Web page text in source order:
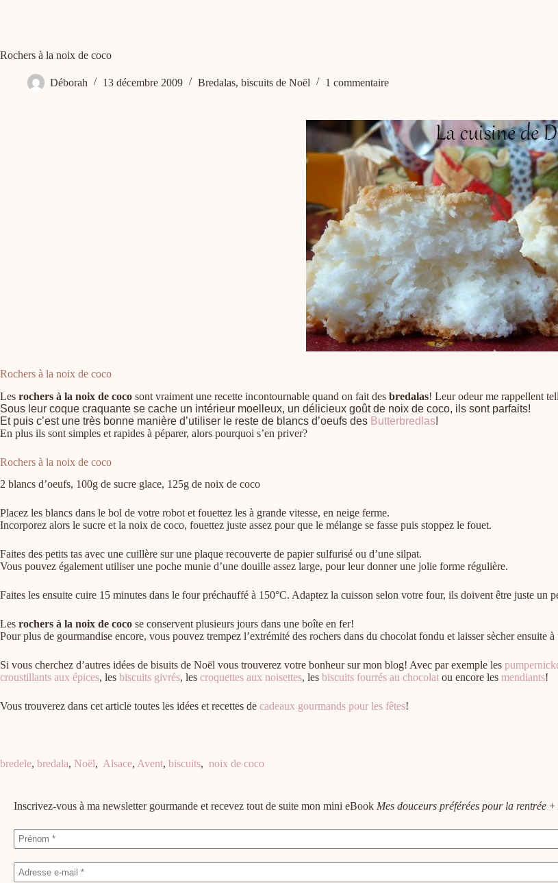
Rochers à la noix de coco
Déborah 13 décembre 2009 Bredalas, biscuits de Noël 1 commentaire
Rochers à la noix de coco
Les rochers à la noix de coco sont vraiment une recette incontournable quand on fait des bredalas! Leur odeur me rappellent
Sous leur coque craquante se cache un intérieur moelleux, un délicieux goût de noix de coco, ils sont parfaits!
Et puis c’est une très bonne manière d’utiliser le reste de blancs d’oeufs des Butterbredlas!
En plus ils sont simples et rapides à péparer, alors pourquoi s’en priver?
Rochers à la noix de coco
2 blancs d’oeufs, 100g de sucre glace, 125g de noix de coco
Placez les blancs dans le bol de votre robot et fouettez les à grande vitesse, en neige ferme.
Incorporez alors le sucre et la noix de coco, fouettez juste assez pour que le mélange se fasse puis stoppez le fouet.
Faites des petits tas avec une cuillère sur une plaque recouverte de papier sulfurisé ou d’une silpat.
Vous pouvez également utiliser une poche munie d’une douille assez large, pour leur donner une jolie forme régulière.
Faites les ensuite cuire 15 minutes dans le four préchauffé à 150°C. Adaptez la cuisson selon votre four, ils doivent être juste un
Les rochers à la noix de coco se conservent plusieurs jours dans une boîte en fer!
Pour plus de gourmandise encore, vous pouvez trempez l’extrémité des rochers dans du chocolat fondu et laisser sècher ensuite à
Si vous cherchez d’autres idées de bisuits de Noël vous trouverez votre bonheur sur mon blog! Avec par exemple les
croustillants aux épices, les biscuits givrés, les croquettes aux noisettes, les biscuits fourrés au chocolat ou encore les mendiants!
Vous trouverez dans cet article toutes les idées et recettes de cadeaux gourmands pour les fêtes!
bredele, bredala, Noël, Alsace, Avent, biscuits, noix de coco
Inscrivez-vous à ma newsletter gourmande et recevez tout de suite mon mini eBook Mes douceurs préférées pour la rentrée +